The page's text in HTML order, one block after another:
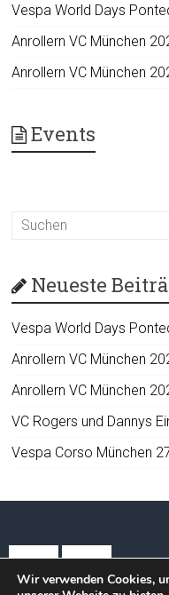
Vespa World Days
Anrollern VC München
Anrollern VC München
Events
Neueste
Vespa World Days
Anrollern VC München
Anrollern VC München
VC Rogers und Dannys
Vespa Corso München
Wir verwenden Cookies,